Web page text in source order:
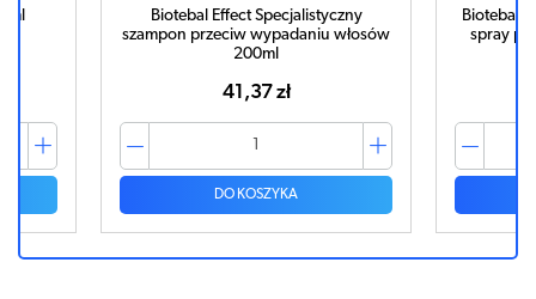
Biotebal Effect Specjalistyczny
szampon przeciw wypadaniu włosów
200ml
41,37 zł
DO KOSZYKA
Biotebal
spray